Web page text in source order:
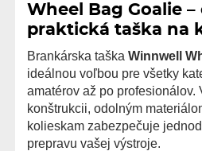
Wheel Bag Goalie –
praktická taška na
Brankárska taška Winnwell
ideálnou voľbou pre všetky
amatérov až po profesionálov.
konštrukcii, odolným
kolieskam zabezpečuje
prepravu vašej výstroje.